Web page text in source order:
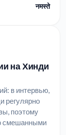
नमस्ते
на Хинди
в интервью,
регулярно
поэтому
смешанными